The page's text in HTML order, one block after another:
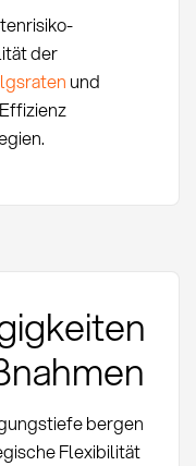
der
und
bergen
Flexibilität